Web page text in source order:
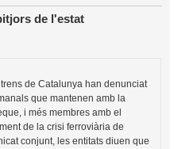
de l'estat
de Catalunya han denunciat
que mantenen amb la
i més membres amb el
de la crisi ferroviària de
conjunt, les entitats diuen que